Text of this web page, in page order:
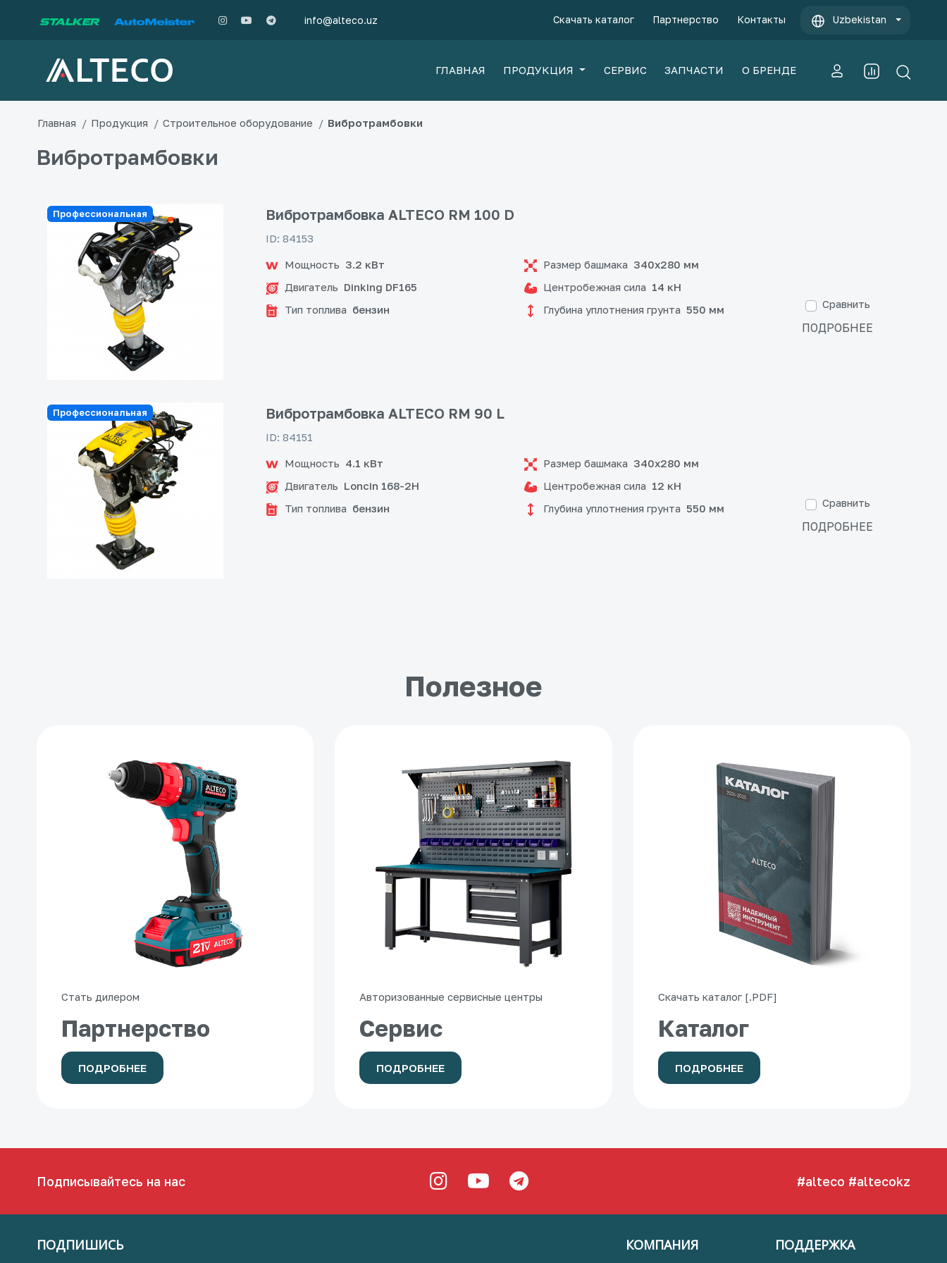
info@alteco.uz Скачать каталог Партнерство Контакты Uzbekistan
ГЛАВНАЯ ПРОДУКЦИЯ СЕРВИС ЗАПЧАСТИ О БРЕНДЕ
Главная Продукция Строительное оборудование Вибротрамбовки
Вибротрамбовки
Профессиональная Вибротрамбовка ALTECO RM 100 D
ID: 84153
Мощность 3.2 кВт
Двигатель Dinking DF165
Тип топлива бензин
Размер башмака 340x280 мм
Центробежная сила 14 кН
Глубина уплотнения грунта 550 мм Сравнить
ПОДРОБНЕЕ
Профессиональная Вибротрамбовка ALTECO RM 90 L
ID: 84151
Мощность 4.1 кВт
Двигатель Loncin 168-2H
Тип топлива бензин
Размер башмака 340x280 мм
Центробежная сила 12 кН
Глубина уплотнения грунта 550 мм Сравнить
ПОДРОБНЕЕ
Полезное
Стать дилером
Партнерство
ПОДРОБНЕЕ
Авторизованные сервисные центры
Сервис
ПОДРОБНЕЕ
Скачать каталог [.PDF]
Каталог
ПОДРОБНЕЕ
Подписывайтесь на нас #alteco #altecokz
ПОДПИШИСЬ КОМПАНИЯ ПОДДЕРЖКА